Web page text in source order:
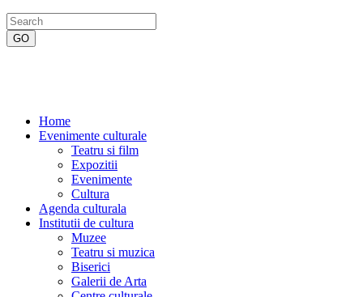
Home
Evenimente culturale
Teatru si film
Expozitii
Evenimente
Cultura
Agenda culturala
Institutii de cultura
Muzee
Teatru si muzica
Biserici
Galerii de Arta